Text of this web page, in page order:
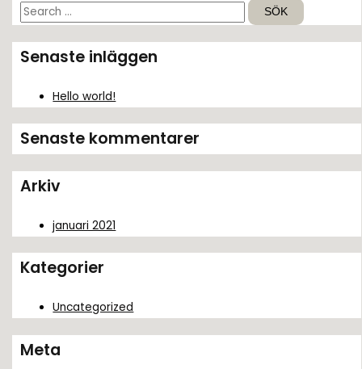
S
k
e
:
Senaste inläggen
Hello world!
Senaste kommentarer
Arkiv
januari 2021
Kategorier
Uncategorized
Meta